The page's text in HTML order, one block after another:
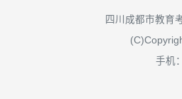
四川成都市教育
手机